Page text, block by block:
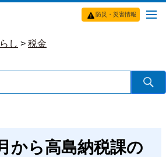
防災・災害情報
し > 税金
から高島納税課の